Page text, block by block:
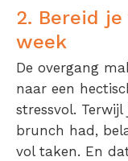
2. Bereid
week
De overgang
naar een
stressvol.
brunch had,
vol taken. En